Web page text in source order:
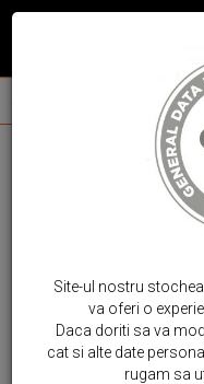
Site-ul nostru
va oferi o
Daca doriti sa va
cat si alte date
rugam sa